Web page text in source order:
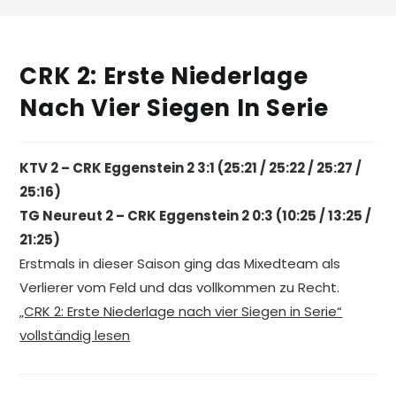
CRK 2: Erste Niederlage
Nach Vier Siegen In Serie
KTV 2 – CRK Eggenstein 2 3:1 (25:21 / 25:22 / 25:27 /
25:16)
TG Neureut 2 – CRK Eggenstein 2 0:3 (10:25 / 13:25 /
21:25)
Erstmals in dieser Saison ging das Mixedteam als
Verlierer vom Feld und das vollkommen zu Recht.
„CRK 2: Erste Niederlage nach vier Siegen in Serie“
vollständig lesen